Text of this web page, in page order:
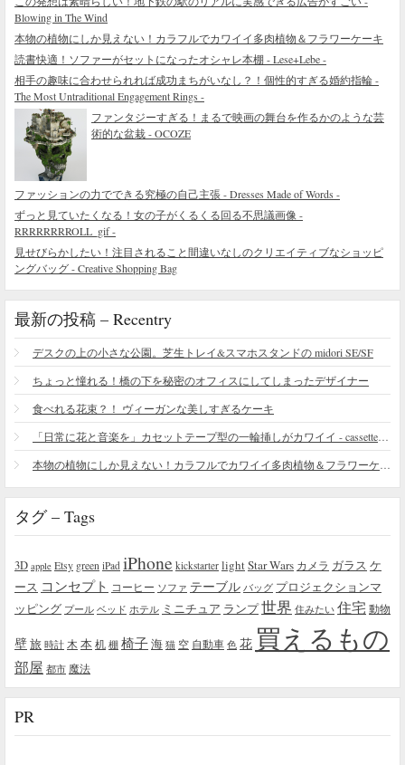
Blowing in The Wind
本物の植物にしか見えない！カラフルでカワイイ多肉植物＆フラワーケーキ
読書快適！ソファーがセットになったオシャレ本棚 - Lese+Lebe -
相手の趣味に合わせられれば成功まちがいなし？！個性的すぎる婚約指輪 -
The Most Untraditional Engagement Rings -
ファンタジーすぎる！まるで映画の舞台を作るかのような芸
術的な盆栽 - OCOZE
ファッションの力でできる究極の自己主張 - Dresses Made of Words -
ずっと見ていたくなる！女の子がくるくる回る不思議画像 -
RRRRRRRROLL_gif -
見せびらかしたい！注目されること間違いなしのクリエイティブなショッピ
ングバッグ - Creative Shopping Bag
最新の投稿 – Recentry
デスクの上の小さな公園。芝生トレイ&スマホスタンドの midori SE/SF
ちょっと憧れる！橋の下を秘密のオフィスにしてしまったデザイナー
食べれる花束？！ ヴィーガンな美しすぎるケーキ
「日常に花と音楽を」カセットテープ型の一輪挿しがカワイイ - cassette vase
本物の植物にしか見えない！カラフルでカワイイ多肉植物＆フラワーケーキ
タグ – Tags
3D apple Etsy green iPad iPhone kickstarter lightStar Wars カメラ ガラス ケ
ース コンセプト コーヒー ソファ テーブル バッグ プロジェクションマ
ッピング プール ベッド ホテル ミニチュア ランプ世界 住みたい 住宅 動物
壁旅 時計 木本机 棚 椅子海 猫 空 自動車 色 花 買えるもの
部屋 都市 魔法
PR